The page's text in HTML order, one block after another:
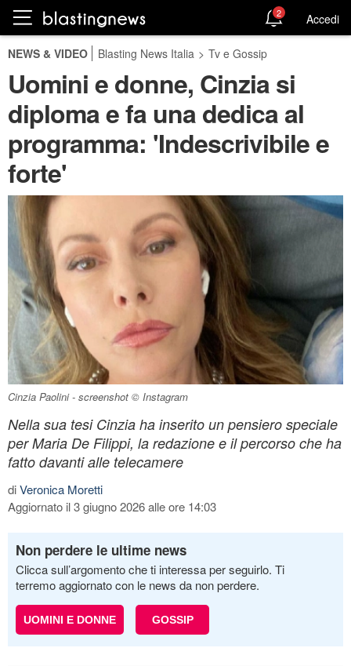
2 Accedi
NEWS & VIDEO Blasting News Italia > Tv e Gossip
Uomini e donne, Cinzia si
diploma e fa una dedica al
programma: 'Indescrivibile e
forte'
Cinzia Paolini - screenshot © Instagram
Nella sua tesi Cinzia ha inserito un pensiero speciale
per Maria De Filippi, la redazione e il percorso che ha
fatto davanti alle telecamere
diVeronica Moretti
Aggiornato il 3 giugno 2026 alle ore 14:03
Non perdere le ultime news
Clicca sull’argomento che ti interessa per seguirlo. Ti
terremo aggiornato con le news da non perdere.
UOMINI E DONNE GOSSIP